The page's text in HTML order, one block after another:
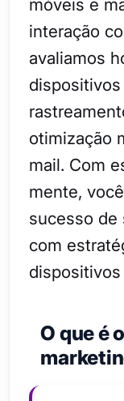
móveis e
interação
avaliamos
otimização
mail. Com
mente,
sucesso de
com
O que é